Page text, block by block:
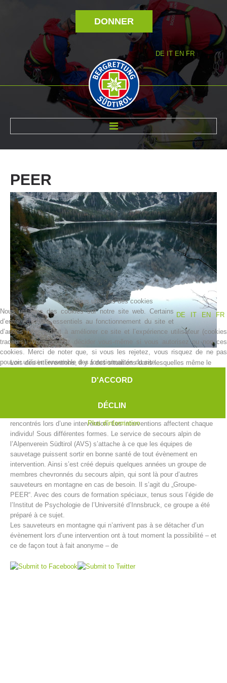
DONNER
DE IT EN FR
Histoire de l'association
PEER
Lors des interventions, il y a des situations dans lesquelles même le
Les limites peuvent être de nature différente; que ça soit physique ou
On ne peut pas attendre d’un sauveteur en montagne qu’il fonctionne
rencontrés lors d’une intervention. Les interventions affectent chaque
individu! Sous différentes formes. Le service de secours alpin de
l’Alpenverein Südtirol (AVS) s’attache à ce que les équipes de
sauvetage puissent sortir en bonne santé de tout évènement en
intervention. Ainsi s’est créé depuis quelques années un groupe de
membres chevronnés du secours alpin, qui sont là pour d’autres
sauveteurs en montagne en cas de besoin. Il s’agit du „Groupe-
PEER“. Avec des cours de formation spéciaux, tenus sous l’égide de
l’Institut de Psychologie de l’Université d’Innsbruck, ce groupe a été
préparé à ce sujet.
Les sauveteurs en montagne qui n’arrivent pas à se détacher d’un
évènement lors d’une intervention ont à tout moment la possibilité – et
ce de façon tout à fait anonyme – de
Nous utilisons des cookies
DE
IT EN FR
Nous utilisons des cookies sur notre site web. Certains
d’entre eux sont essentiels au fonctionnement du site et
d’autres nous aident à améliorer ce site et l’expérience utilisateur (cookies
traceurs). Vous pouvez décider vous-même si vous autorisez ou non ces
cookies. Merci de noter que, si vous les rejetez, vous risquez de ne pas
pouvoir utiliser l’ensemble des fonctionnalités du site.
D'ACCORD
DÉCLIN
Plus d'information